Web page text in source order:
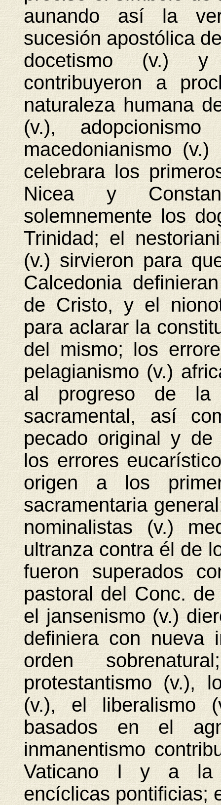
aunando así la
sucesión apostólica
docetismo (v.) y
contribuyeron a
naturaleza humana
(v.),
macedonianismo
celebrara los
Nicea y
solemnemente los
Trinidad; el
(v.) sirvieron para
Calcedonia
de Cristo, y el
para aclarar la
del mismo; los
pelagianismo (v.)
al progreso de la
sacramental, así
pecado original y de
los errores
origen a los
sacramentaria
nominalistas (v.)
ultranza contra él de
fueron superados
pastoral del Conc.
el jansenismo (v.)
definiera con nueva
orden
protestantismo (v.),
(v.), el liberalismo
basados en el
inmanentismo
Vaticano I y a la
encíclicas pontificias;